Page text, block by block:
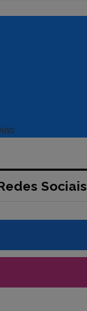
Sociais